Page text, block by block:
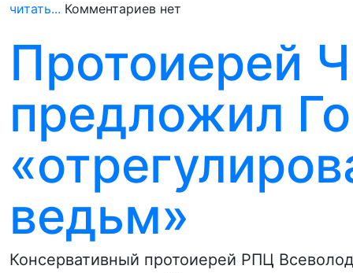
читать... Комментариев нет
Протоиерей
предложил
ведьм»
Консервативный протоиерей РПЦ